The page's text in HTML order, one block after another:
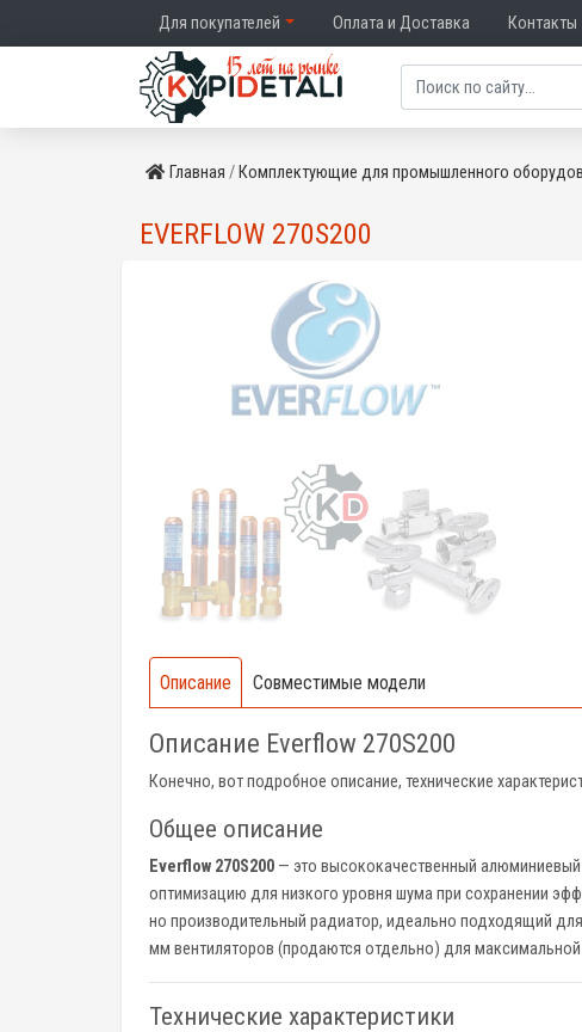
Для покупателей Оплата и Доставка Контакты
Главная Комплектующие для промышленного
EVERFLOW 270S200
Описание Совместимые модели
Описание Everflow 270S200
Конечно, вот подробное описание, технические
Общее описание
Everflow 270S200 — это высококачественный
оптимизацию для низкого уровня шума при сохранении
но производительный радиатор, идеально подходящий
мм вентиляторов (продаются отдельно) для
Технические характеристики